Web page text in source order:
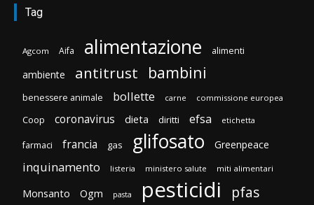
Tag
Agcom Aifa alimentazione alimenti
ambiente antitrust bambini
benessere animale bollette carne commissione europea
Coop coronavirus dieta diritti efsa etichetta
farmaci francia gas glifosato Greenpeace
inquinamento listeria ministero salute miti alimentari
Monsanto Ogm pasta pesticidi pfas